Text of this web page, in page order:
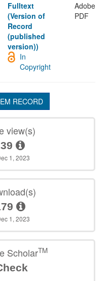
Fulltext
(Version of
Record
(published
version))
Adobe
PDF
In
Copyright
RECORD
view(s)
1, 2023
1, 2023
ScholarTM